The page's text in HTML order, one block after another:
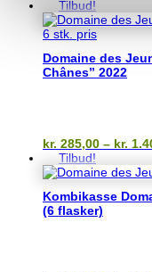
pris
Tilbud!
6 stk. pris
Domaine des
Chânes” 2022
kr. 285,00 – kr.
Tilbud!
Kombikasse
(6 flasker)